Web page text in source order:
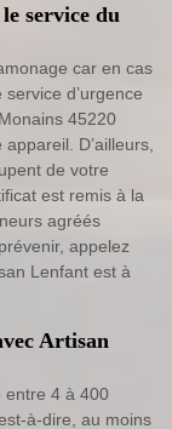
service du
car en cas
service d’urgence
45220
D’ailleurs,
de votre
est remis à la
agréés
appelez
Lenfant est à
Artisan
entre 4 à 400
à-dire, au moins